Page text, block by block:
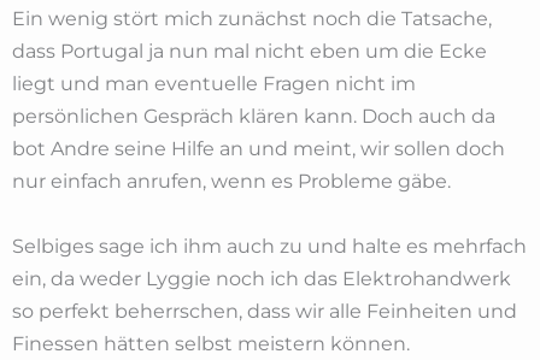
Ein wenig stört mich zunächst noch die Tatsache,
dass Portugal ja nun mal nicht eben um die Ecke
liegt und man eventuelle Fragen nicht im
persönlichen Gespräch klären kann. Doch auch da
bot Andre seine Hilfe an und meint, wir sollen doch
nur einfach anrufen, wenn es Probleme gäbe.
Selbiges sage ich ihm auch zu und halte es mehrfach
ein, da weder Lyggie noch ich das Elektrohandwerk
so perfekt beherrschen, dass wir alle Feinheiten und
Finessen hätten selbst meistern können.